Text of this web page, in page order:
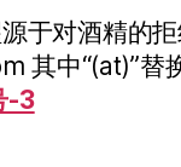
于对酒精的
其中“(at)”替
-3